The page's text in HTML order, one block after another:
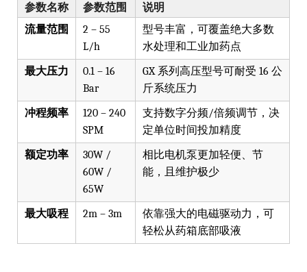
参数名称 参数范围
说明
流量范围
2 – 55
L/h
型号丰富，可覆盖绝大多数
水处理和工业加药点
最大压力
0.1 – 16
Bar
GX 系列高压型号可耐受 16 公
斤系统压力
冲程频率
120 – 240
SPM
支持数字分频/倍频调节，决
定单位时间投加精度
额定功率
30W /
60W /
65W
相比电机泵更加轻便、节
能，且维护极少
最大吸程 2m – 3m
依靠强大的电磁驱动力，可
轻松从药箱底部吸液